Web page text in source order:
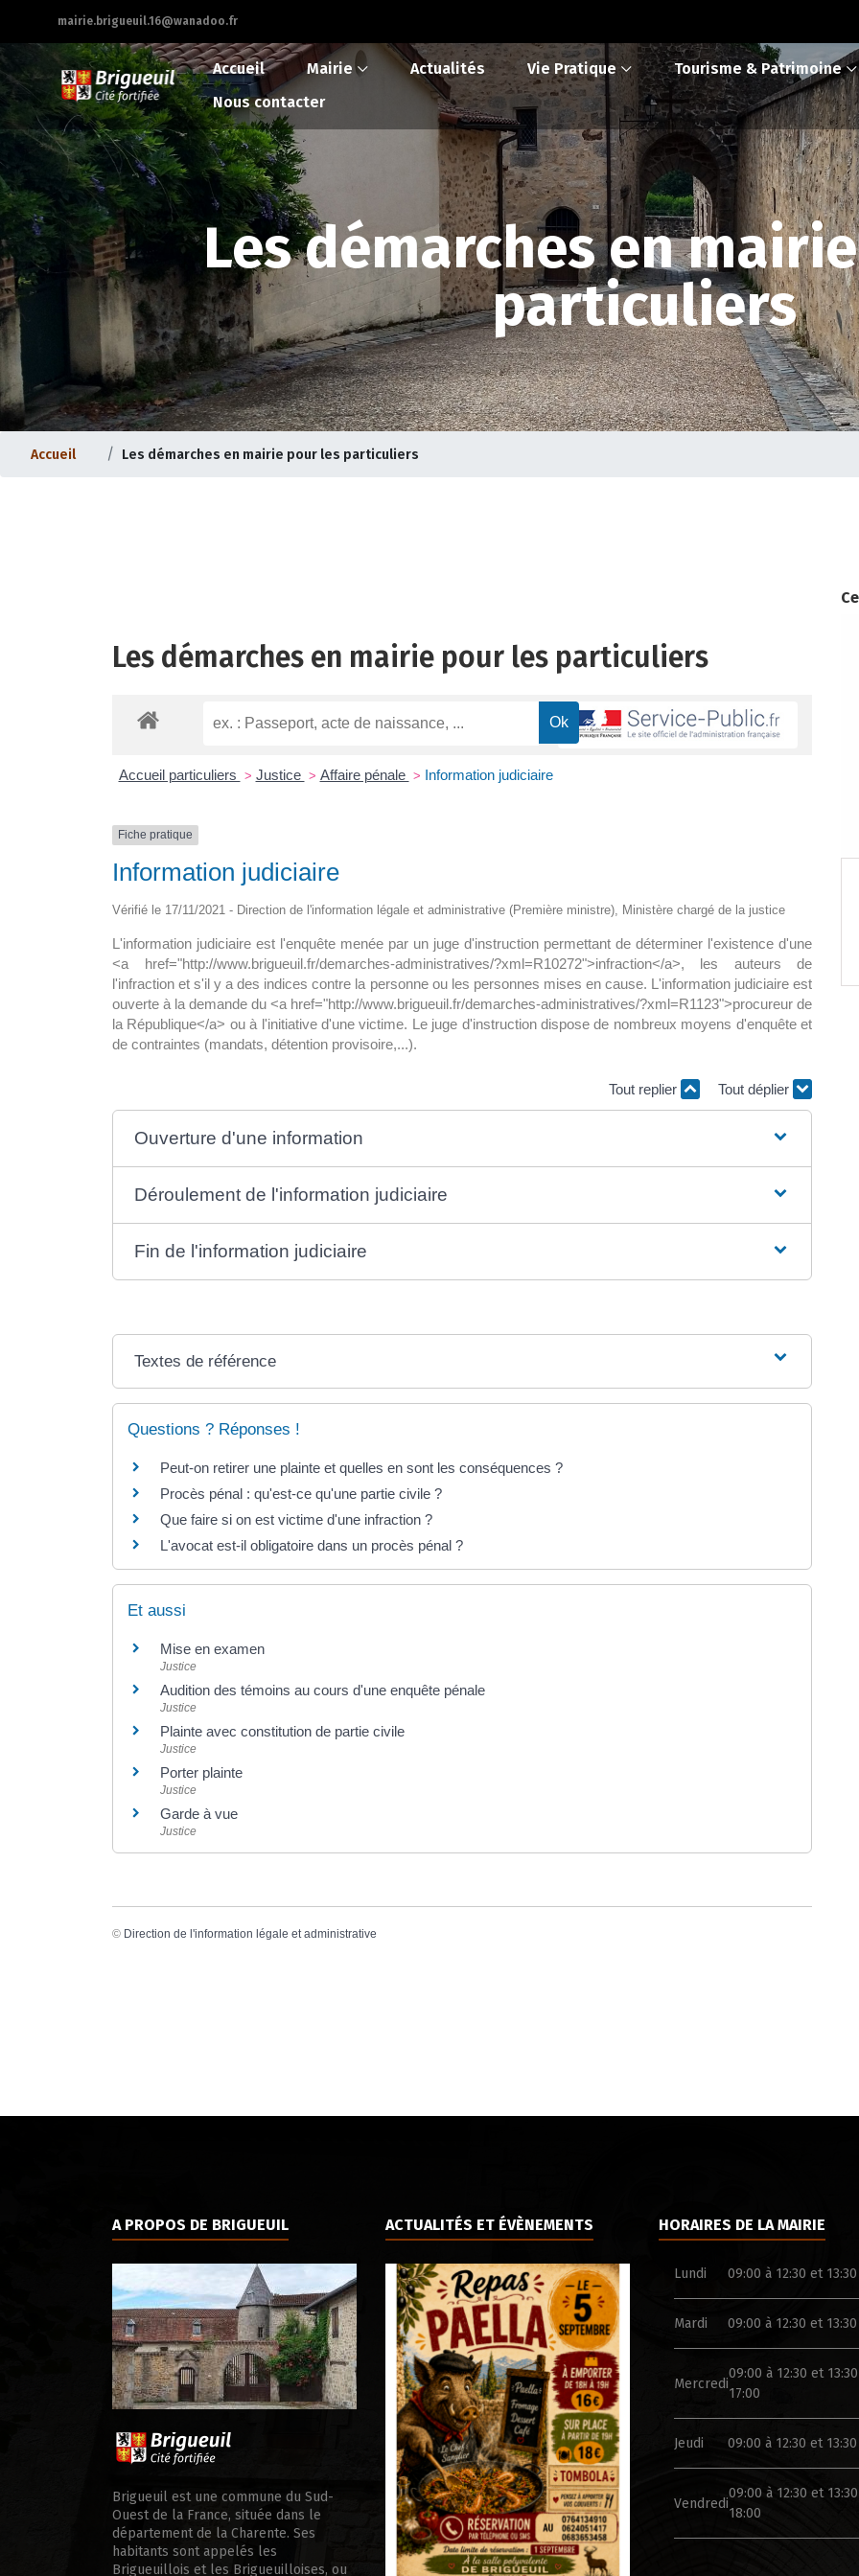
mairie.brigueuil.16@wanadoo.fr
Accueil Mairie Actualités Vie Pratique Tourisme & Patrimoine
Nous contacter
Les démarches en
particuliers
Accueil Les démarches en mairie pour les particuliers
Les démarches en mairie pour les particuliers
Accueil particuliers > Justice > Affaire pénale > Information judiciaire
Fiche pratique
Information judiciaire
Vérifié le 17/11/2021 - Direction de l'information légale et administrative (Première ministre), Ministère chargé de la justice
L'information judiciaire est l'enquête menée par un juge d'instruction permettant de déterminer l'existence d'une
<a href="http://www.brigueuil.fr/demarches-administratives/?xml=R10272">infraction</a>, les auteurs de
l'infraction et s'il y a des indices contre la personne ou les personnes mises en cause. L'information judiciaire est
ouverte à la demande du <a href="http://www.brigueuil.fr/demarches-administratives/?xml=R1123">procureur de
la République</a> ou à l'initiative d'une victime. Le juge d'instruction dispose de nombreux moyens d'enquête et
de contraintes (mandats, détention provisoire,...).
Tout replier Tout déplier
Ouverture d'une information
Déroulement de l'information judiciaire
Fin de l'information judiciaire
Textes de référence
Questions ? Réponses !
Peut-on retirer une plainte et quelles en sont les conséquences ?
Procès pénal : qu'est-ce qu'une partie civile ?
Que faire si on est victime d'une infraction ?
L'avocat est-il obligatoire dans un procès pénal ?
Et aussi
Mise en examen
Justice
Audition des témoins au cours d'une enquête pénale
Justice
Plainte avec constitution de partie civile
Justice
Porter plainte
Justice
Garde à vue
Justice
© Direction de l'information légale et administrative
déploiement? A ce
Evolution du bourg |
La nouvelle maison de santé de 150 m2 au
sol, abritera un hall d’accueil avec […]
5 septembre 2026
A PROPOS DE BRIGUEUIL
Brigueuil est une commune du Sud-
Ouest de la France, située dans le
département de la Charente. Ses
habitants sont appelés les
Brigueuillois et les Brigueuilloises, ou
ACTUALITÉS ET ÉVÈNEMENTS HORAIRES DE LA MAIRIE
Lundi 09:00 à 12:30 et
Mardi 09:00 à 12:30 et
Mercredi
09:00 à 12:30 et
17:00
Jeudi 09:00 à 12:30 et
Vendredi
09:00 à 12:30 et
18:00